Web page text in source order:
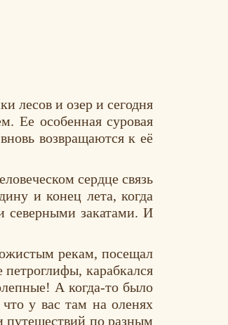
лесов и озер и сегодня
Ее особенная суровая
возвращаются к её
сердце связь
и конец лета, когда
северными закатами. И
рекам, посещал
карабкался
А когда-то было
у вас там на оленях
путешествий по разным